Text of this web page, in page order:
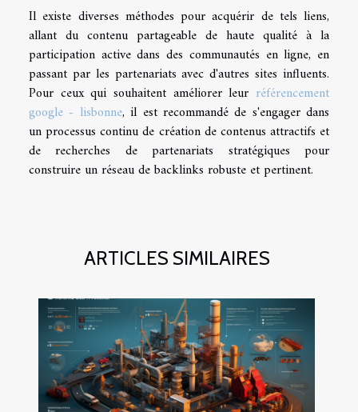
Il existe diverses méthodes pour acquérir de tels liens,
allant du contenu partageable de haute qualité à la
participation active dans des communautés en ligne, en
passant par les partenariats avec d'autres sites influents.
Pour ceux qui souhaitent améliorer leur référencement
google - lisbonne, il est recommandé de s'engager dans
un processus continu de création de contenus attractifs et
de recherches de partenariats stratégiques pour
construire un réseau de backlinks robuste et pertinent.
ARTICLES SIMILAIRES